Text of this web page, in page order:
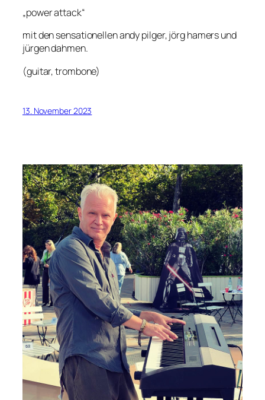
„power attack“
mit den sensationellen andy pilger, jörg hamers und
jürgen dahmen.
(guitar, trombone)
13. November 2023